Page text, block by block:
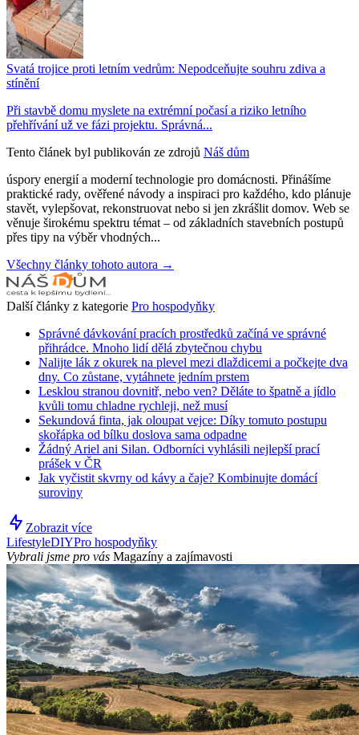
Svatá trojice proti letním vedrům: Nepodceňujte souhru zdiva a
stínění
Při stavbě domu myslete na extrémní počasí a riziko letního
přehřívání už ve fázi projektu. Správná...
Tento článek byl publikován ze zdrojů Náš dům
úspory energií a moderní technologie pro domácnosti. Přinášíme
praktické rady, ověřené návody a inspiraci pro každého, kdo plánuje
stavět, vylepšovat, rekonstruovat nebo si jen zkrášlit domov. Web se
věnuje širokému spektru témat – od základních stavebních postupů
přes tipy na výběr vhodných...
Všechny články tohoto autora →
Další články z kategorie Pro hospodyňky
Správné dávkování pracích prostředků začíná ve správné
přihrádce. Mnoho lidí dělá zbytečnou chybu
Nalijte lák z okurek na plevel mezi dlaždicemi a počkejte dva
dny. Co zůstane, vytáhnete jedním prstem
Lesklou stranou dovnitř, nebo ven? Děláte to špatně a jídlo
kvůli tomu chladne rychleji, než musí
Sekundová finta, jak oloupat vejce: Díky tomuto postupu
skořápka od bílku doslova sama odpadne
Žádný Ariel ani Silan. Odborníci vyhlásili nejlepší prací
prášek v ČR
Jak vyčistit skvrny od kávy a čaje? Kombinujte domácí
suroviny
Zobrazit více
LifestyleDIYPro hospodyňky
Vybrali jsme pro vás Magazíny a zajímavosti